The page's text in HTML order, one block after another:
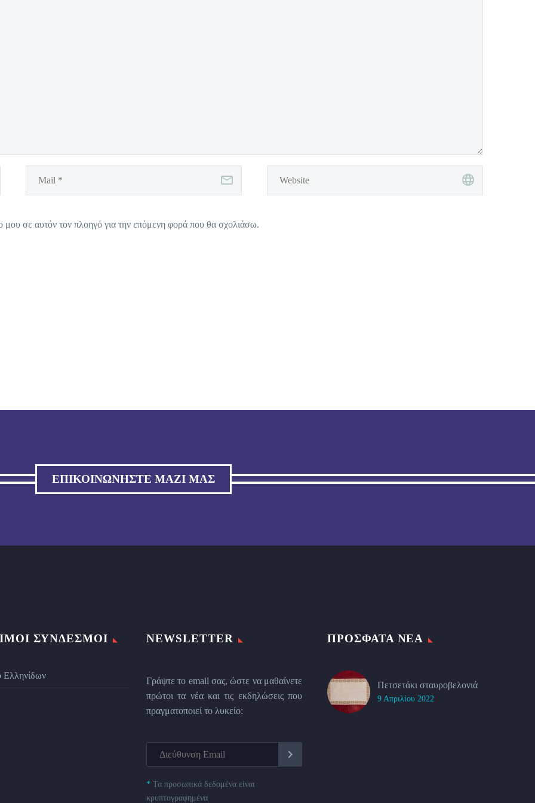
σε αυτόν τον πλοηγό για την επόμενη φορά που θα σχολιάσω.
ΕΠΙΚΟΙΝΩΝΉΣΤΕ ΜΑΖΊ ΜΑΣ
ΣΎΝΔΕΣΜΟΙ
Ελληνίδων
NEWSLETTER
Γράψτε το email σας, ώστε να μαθαίνετε
πρώτοι τα νέα και τις εκδηλώσεις που
πραγματοποιεί το λυκείο:
* Τα προσωπικά δεδομένα είναι
κρυπτογραφημένα
ΠΡΌΣΦΑΤΑ ΝΈΑ
Πετσετάκι σταυροβελονιά
9 Απριλίου 2022